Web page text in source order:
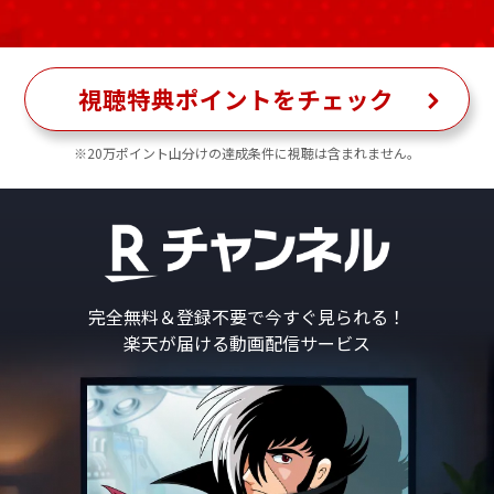
視聴特典ポイントをチェック
※20万ポイント山分けの達成条件に視聴は含まれません。
完全無料＆登録不要で今すぐ見られる！
楽天が届ける動画配信サービス